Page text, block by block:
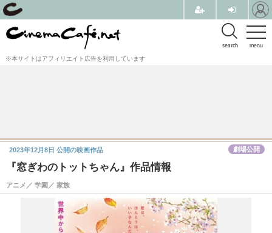
menu
search
※本サイトはアフィリエイト広告を利用しています
『窓ぎわのトットちゃん』作品情報
アニメ／ 学園／ 家族
2023年12月8日 公開の映画作品 劇場公開